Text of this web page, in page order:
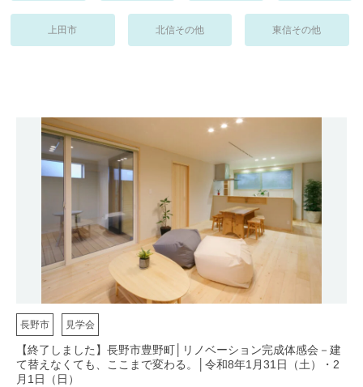
上田市 北信その他 東信その他
長野市 見学会
【終了しました】長野市豊野町│リノベーション完成体感会－建
て替えなくても、ここまで変わる。│令和8年1月31日（土）・2
月1日（日）